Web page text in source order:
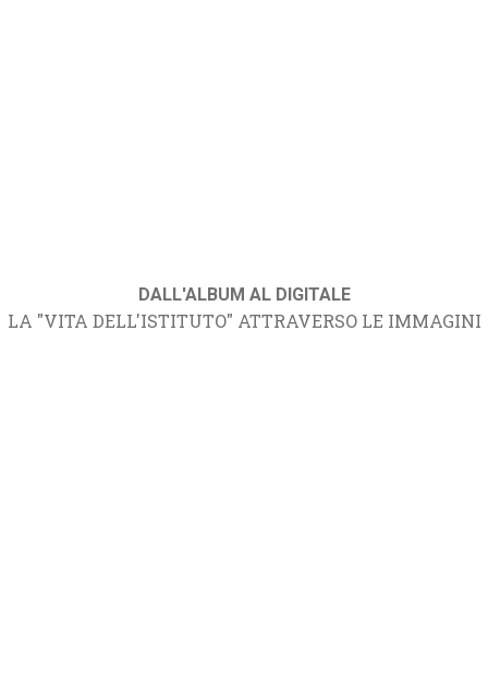
DALL'ALBUM AL DIGITALE
LA "VITA DELL'ISTITUTO" ATTRAVERSO LE IMMAGINI